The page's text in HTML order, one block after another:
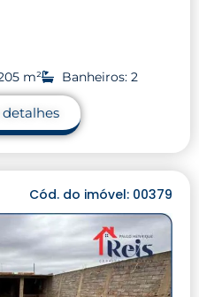
m² Banheiros: 2
detalhes
Cód. do imóvel: 00379